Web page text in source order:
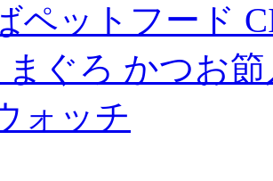
ットフード
まぐろ かつお
ォッチ